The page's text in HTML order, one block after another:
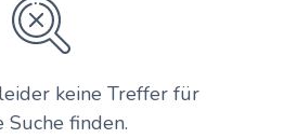
keine Treffer für
Suche finden.